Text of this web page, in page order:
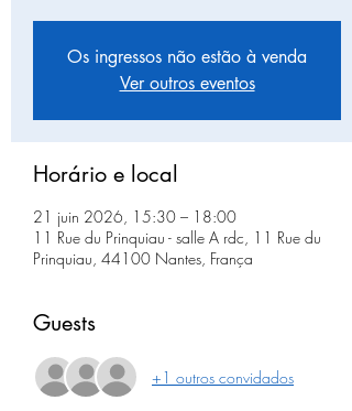
Os ingressos não estão à venda
Ver outros eventos
Horário e local
21 juin 2026, 15:30 – 18:00
11 Rue du Prinquiau - salle A rdc, 11 Rue du
Prinquiau, 44100 Nantes, França
Guests
+1 outros convidados